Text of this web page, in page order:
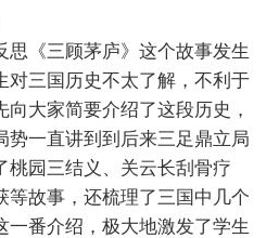
思《三顾茅庐》这个故事发生
对三国历史不太了解，不利于
大家简要介绍了这段历史，
势一直讲到到后来三足鼎立局
桃园三结义、关云长刮骨疗
等故事，还梳理了三国中几个
一番介绍，极大地激发了学生